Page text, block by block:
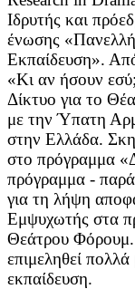
Ιδρυτής και
ένωσης
Εκπαίδευση».
«Κι αν ήσουν
Δίκτυο για το
με την Ύπατη
στην Ελλάδα.
στο πρόγραμμα
πρόγραμμα -
για τη λήψη
Εμψυχωτής στα
Θεάτρου Φόρουμ.
επιμεληθεί
εκπαίδευση.